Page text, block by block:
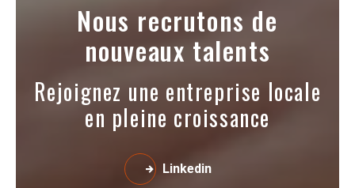
Nous recrutons de
nouveaux talents
Rejoignez une entreprise locale
en pleine croissance
Linkedin